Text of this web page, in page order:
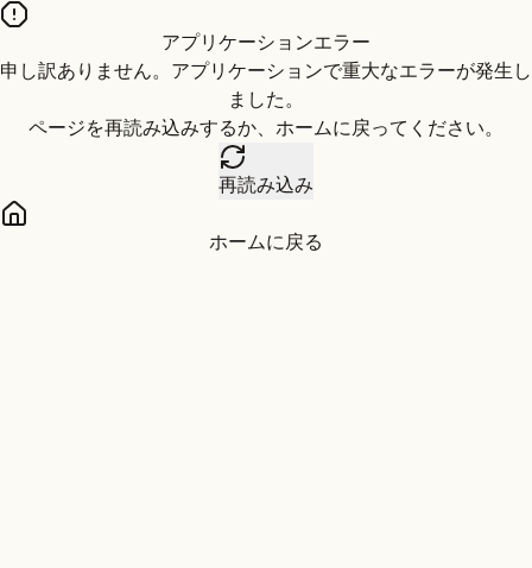
アプリケーションエラー
申し訳ありません。アプリケーションで重大なエラーが発生し
ました。
ページを再読み込みするか、ホームに戻ってください。
再読み込み
ホームに戻る